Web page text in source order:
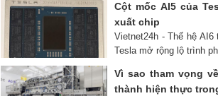
Cột mốc AI5 của
xuất chip
Vietnet24h - Thế hệ
Tesla mở rộng lộ trình
Vì sao tham vọng
thành hiện thực